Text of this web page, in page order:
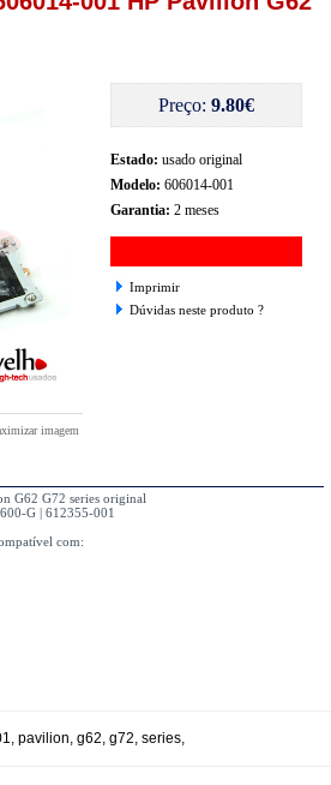
imagem
Preço: 9.80€
Estado: usado original
Modelo: 606014-001
Garantia: 2 meses
Imprimir
Dúvidas neste produto ?
G62 G72 series original
G | 612355-001
com:
, pavilion, g62, g72, series,